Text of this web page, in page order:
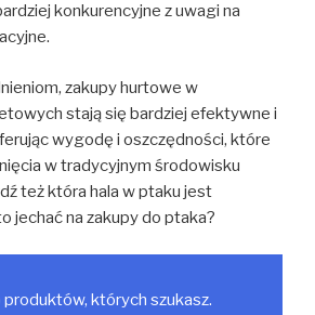
konkurencyjne z uwagi na
zakupy hurtowe w
stają się bardziej efektywne i
wygodę i oszczędności, które
w tradycyjnym środowisku
też która hala w ptaku jest
jechać na zakupy do ptaka?
produktów, których szukasz.